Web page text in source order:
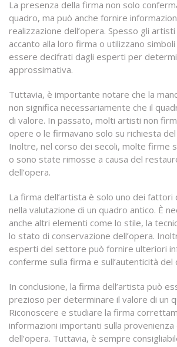
La presenza della firma non solo
quadro, ma può anche fornire
realizzazione dell’opera. Spesso gli artisti
accanto alla loro firma o utilizzano
essere decifrati dagli esperti per
approssimativa.
Tuttavia, è importante notare che la
non significa necessariamente che il
di valore. In passato, molti artisti non
opere o le firmavano solo su richiesta
Inoltre, nel corso dei secoli, molte firme
o sono state rimosse a causa del
dell’opera.
La firma dell’artista è solo uno dei fattori
nella valutazione di un quadro antico. È
anche altri elementi come lo stile, la
lo stato di conservazione dell’opera.
esperti del settore può fornire ulteriori
conferme sulla firma e sull’autenticità del
In conclusione, la firma dell’artista può
prezioso per determinare il valore di un
Riconoscere e studiare la firma
informazioni importanti sulla provenienza
dell’opera. Tuttavia, è sempre